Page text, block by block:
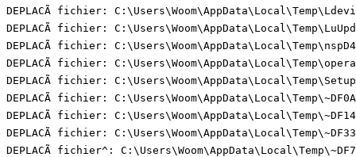
DEPLACÃ fichier:
DEPLACÃ fichier:
DEPLACÃ fichier:
DEPLACÃ fichier:
DEPLACÃ fichier:
DEPLACÃ fichier:
DEPLACÃ fichier:
DEPLACÃ fichier:
DEPLACÃ fichier^: